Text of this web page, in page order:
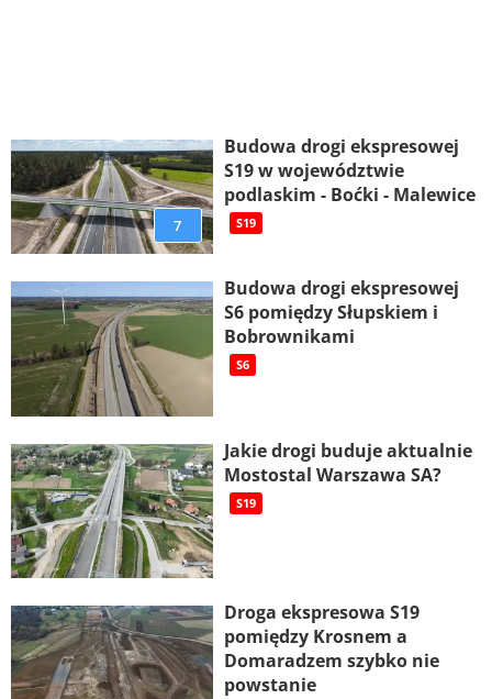
7
Budowa drogi ekspresowej
S19 w województwie
podlaskim - Boćki - Malewice
S19
Budowa drogi ekspresowej
S6 pomiędzy Słupskiem i
Bobrownikami
S6
Jakie drogi buduje aktualnie
Mostostal Warszawa SA?
S19
Droga ekspresowa S19
pomiędzy Krosnem a
Domaradzem szybko nie
powstanie